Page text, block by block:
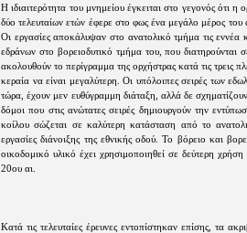
Η ιδιαιτερότητα του μνημείου έγκειται στο γεγονός ότι
δύο τελευταίων ετών έφερε στο φως ένα μεγάλο μέρος του
Οι εργασίες αποκάλυψαν στο ανατολικό τμήμα τις εννέα
εδράνων στο βορειοδυτικό τμήμα του, που
ακολουθούν το περίγραμμα της ορχήστρας κατά τις τρεις
κεραία να είναι μεγαλύτερη. Οι υπόλοιπες σειρές των
τώρα, έχουν μεν ευθύγραμμη διάταξη, αλλά δε
δόμοι που στις ανώτατες σειρές δημιουργούν την
κοίλου σώζεται σε καλύτερη κατάσταση από το
εργασίες διάνοιξης της εθνικής οδού. Το βόρειο και
οικοδομικό υλικό έχει χρησιμοποιηθεί σε δεύτερη
20ου αι.
Κατά τις τελευταίες έρευνες εντοπίστηκαν επίσης, τα